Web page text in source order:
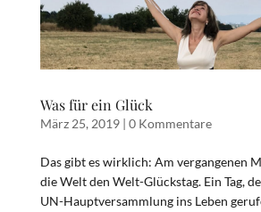
Was für ein Glück
März 25, 2019| 0 Kommentare
Das gibt es wirklich: Am vergangenen
die Welt den Welt-Glückstag. Ein Tag,
UN-Hauptversammlung ins Leben